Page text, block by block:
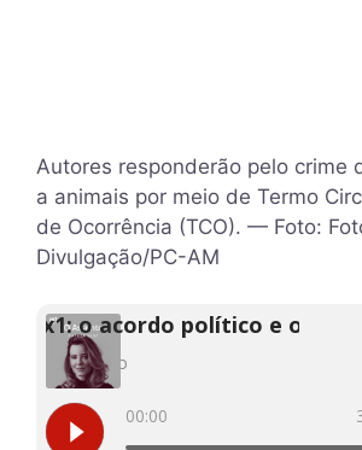
Autores responderão pelo crime
a animais por meio de Termo
de Ocorrência (TCO). — Foto:
Divulgação/PC-AM